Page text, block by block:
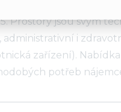
Prostory jsou svým
i
zařízení).
potřeb